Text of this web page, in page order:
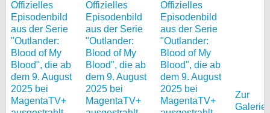
Zur
Galerie